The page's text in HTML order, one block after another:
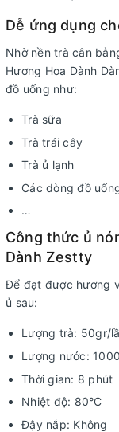
Dễ ứng dụng
Nhờ nền trà cân
Hương Hoa Dành
đồ uống như:
Trà sữa
Trà trái cây
Trà ủ lạnh
Các dòng đồ
…
Công thức ủ
Dành Zestty
Để đạt được hương
ủ sau:
Lượng trà: 50gr/
Lượng nước:
Thời gian: 8 phút
Nhiệt độ: 80°C
Đậy nắp: Không